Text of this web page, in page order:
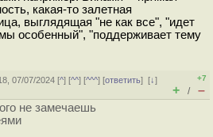
какая-то залетная
выглядящая "не как все", "идет
особенный", "поддерживает тему
07/07/2024 [^] [^^] [^^^] [ответить][↓]
+7
+ / –
не замечаешь